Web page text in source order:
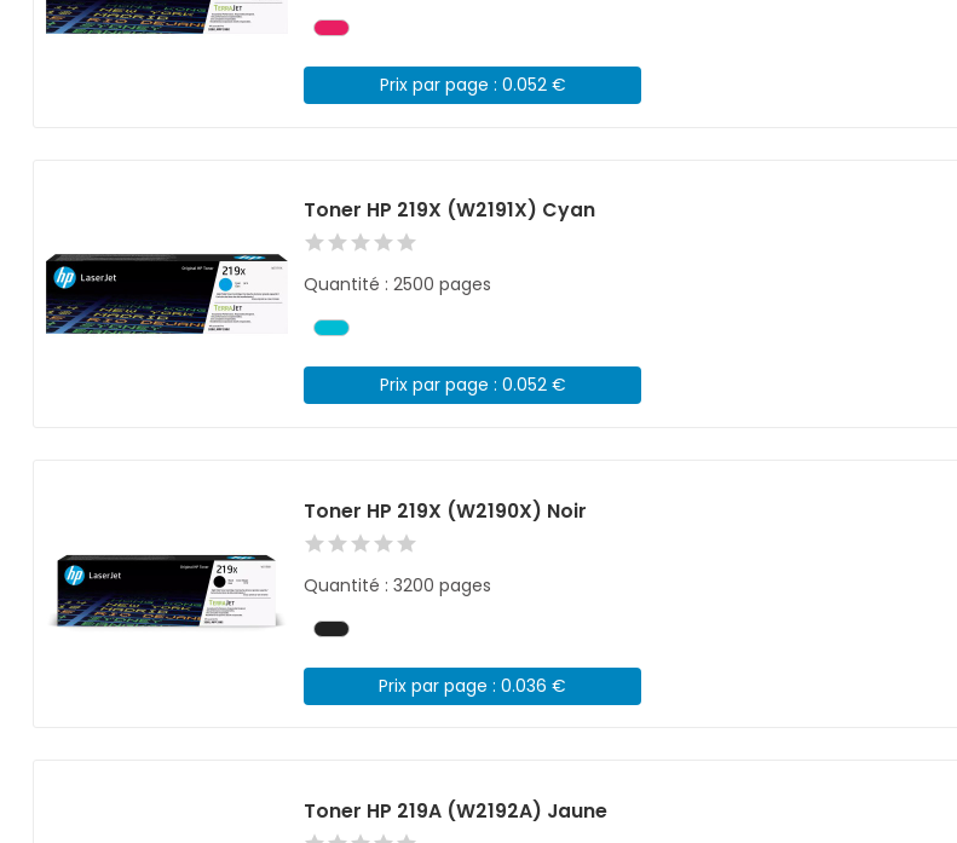
Prix par page : 0.052 €
Toner HP 219X (W2191X) Cyan
Quantité : 2500 pages
Prix par page : 0.052 €
Toner HP 219X (W2190X) Noir
Quantité : 3200 pages
Prix par page : 0.036 €
Toner HP 219A (W2192A) Jaune